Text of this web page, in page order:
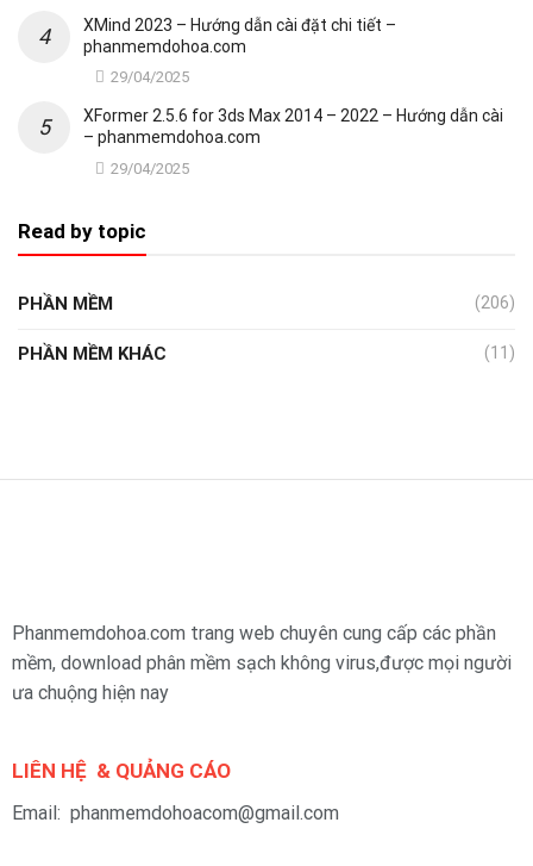
XMind 2023 – Hướng dẫn cài đặt chi tiết –
phanmemdohoa.com
29/04/2025
XFormer 2.5.6 for 3ds Max 2014 – 2022 – Hướng dẫn cài
– phanmemdohoa.com
29/04/2025
Read by topic
PHẦN MỀM (206)
PHẦN MỀM KHÁC (11)
Phanmemdohoa.com trang web chuyên cung cấp các phần
mềm, download phân mềm sạch không virus,được mọi người
ưa chuộng hiện nay
LIÊN HỆ & QUẢNG CÁO
Email: phanmemdohoacom@gmail.com